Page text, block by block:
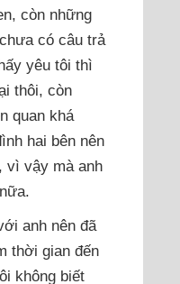
còn những
có câu trả
yêu tôi thì
thôi, còn
quan khá
hai bên nên
vì vậy mà anh
anh nên đã
thời gian đến
không biết